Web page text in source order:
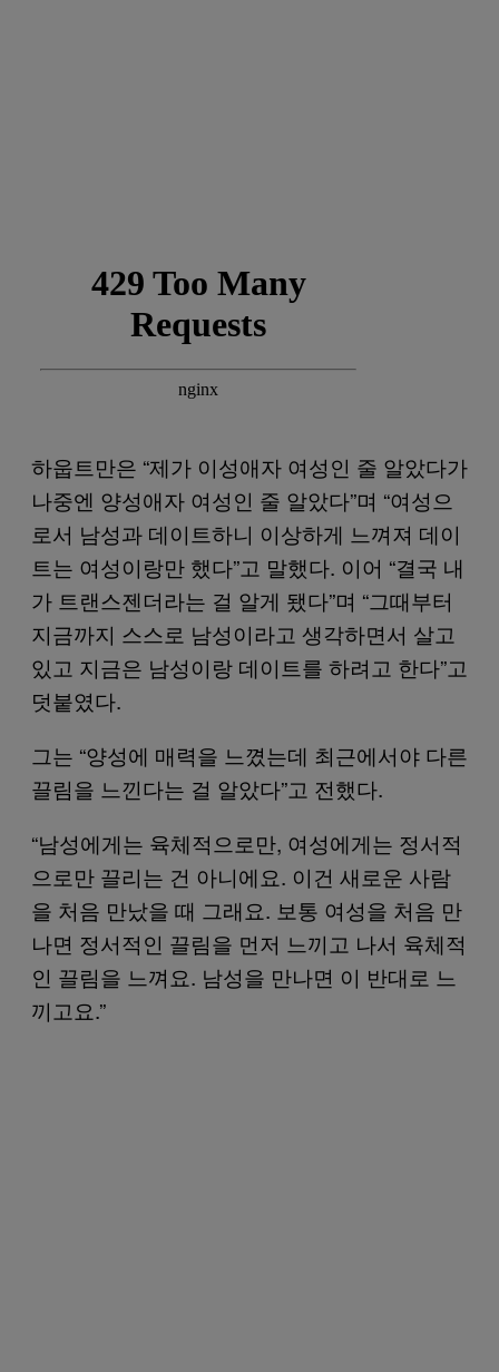
하웁트만은 “제가 이성애자 여성인 줄 알았다가
나중엔 양성애자 여성인 줄 알았다”며 “여성으
로서 남성과 데이트하니 이상하게 느껴져 데이
트는 여성이랑만 했다”고 말했다. 이어 “결국 내
가 트랜스젠더라는 걸 알게 됐다”며 “그때부터
지금까지 스스로 남성이라고 생각하면서 살고
있고 지금은 남성이랑 데이트를 하려고 한다”고
덧붙였다.
그는 “양성에 매력을 느꼈는데 최근에서야 다른
끌림을 느낀다는 걸 알았다”고 전했다.
“남성에게는 육체적으로만, 여성에게는 정서적
으로만 끌리는 건 아니에요. 이건 새로운 사람
을 처음 만났을 때 그래요. 보통 여성을 처음 만
나면 정서적인 끌림을 먼저 느끼고 나서 육체적
인 끌림을 느껴요. 남성을 만나면 이 반대로 느
끼고요.”